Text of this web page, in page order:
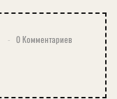
0 Комментариев